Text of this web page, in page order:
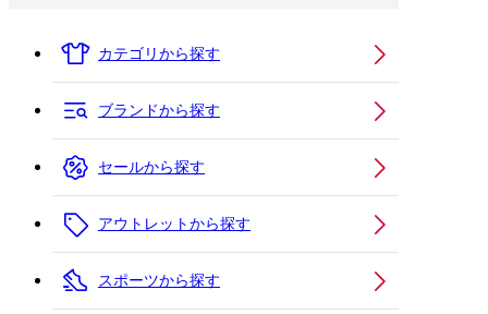
カテゴリから探す
ブランドから探す
セールから探す
アウトレットから探す
スポーツから探す